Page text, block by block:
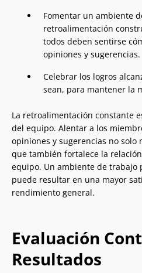
Fomentar un ambiente
retroalimentación
todos deben sentirse
opiniones y sugerencias.
Celebrar los logros
sean, para mantener la
La retroalimentación constante
del equipo. Alentar a los
opiniones y sugerencias no solo
que también fortalece la
equipo. Un ambiente de trabajo
puede resultar en una mayor
rendimiento general.
Evaluación
Resultados